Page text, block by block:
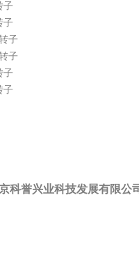
子
子
子
子
子
子
科誉兴业科技发展有限公